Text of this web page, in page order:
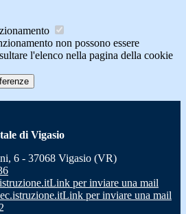
non possono essere
l'elenco nella pagina della cookie
di Vigasio
6 - 37068 Vigasio (VR)
Link per inviare una mail
Link per inviare una mail